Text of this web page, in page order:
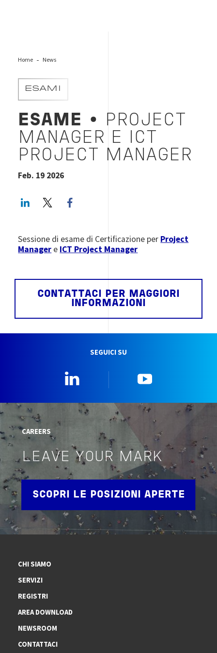
Home News
ESAMI
ESAME
• PROJECT
MANAGER E ICT
PROJECT MANAGER
Feb. 19 2026
LinkedInTwitter
Sessione di esame di Certificazione per Project
Manager e ICT Project Manager
CONTATTACI PER MAGGIORI
INFORMAZIONI
SEGUICI SU
CAREERS
LEAVE YOUR MARK
SCOPRI LE POSIZIONI APERTE
CHI SIAMO
SERVIZI
REGISTRI
AREA DOWNLOAD
NEWSROOM
CONTATTACI